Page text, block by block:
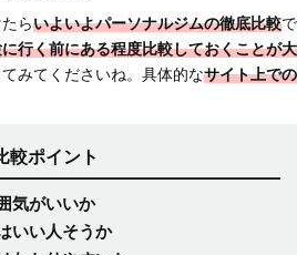
らいよいよパーソナルジムの徹底比較で
行く前にある程度比較しておくことが大
みてくださいね。具体的なサイト上での
較ポイント
気がいいか
いい人そうか